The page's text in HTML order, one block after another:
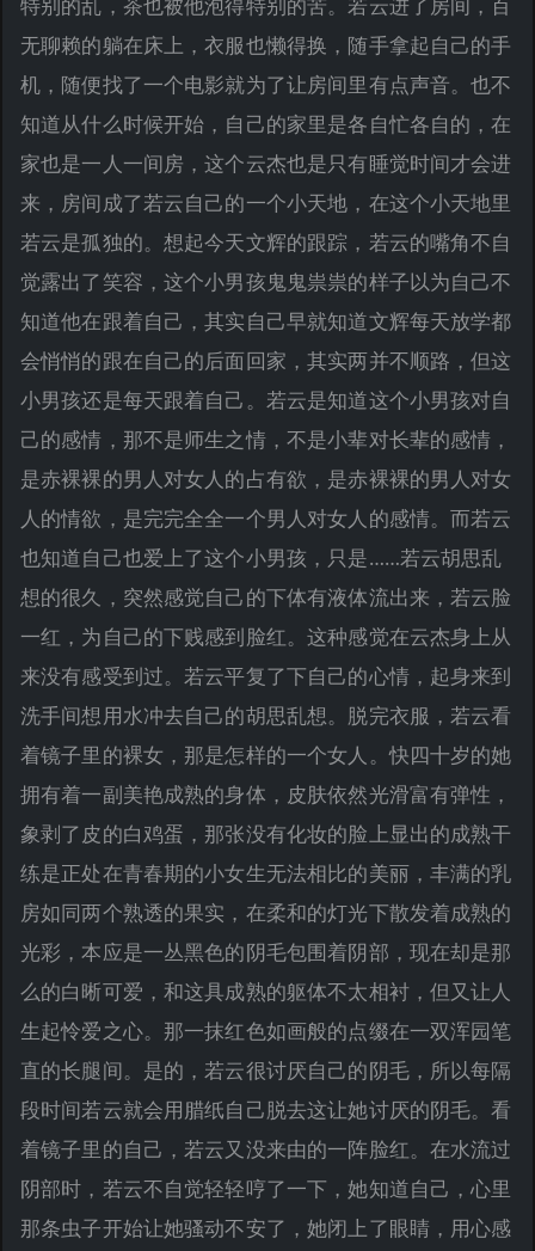
无聊赖的躺在床上，衣服也懒得换，随手拿起自己的手
机，随便找了一个电影就为了让房间里有点声音。也不
知道从什么时候开始，自己的家里是各自忙各自的，在
家也是一人一间房，这个云杰也是只有睡觉时间才会进
来，房间成了若云自己的一个小天地，在这个小天地里
若云是孤独的。想起今天文辉的跟踪，若云的嘴角不自
觉露出了笑容，这个小男孩鬼鬼祟祟的样子以为自己不
知道他在跟着自己，其实自己早就知道文辉每天放学都
会悄悄的跟在自己的后面回家，其实两并不顺路，但这
小男孩还是每天跟着自己。若云是知道这个小男孩对自
己的感情，那不是师生之情，不是小辈对长辈的感情，
是赤裸裸的男人对女人的占有欲，是赤裸裸的男人对女
人的情欲，是完完全全一个男人对女人的感情。而若云
也知道自己也爱上了这个小男孩，只是……若云胡思乱
想的很久，突然感觉自己的下体有液体流出来，若云脸
一红，为自己的下贱感到脸红。这种感觉在云杰身上从
来没有感受到过。若云平复了下自己的心情，起身来到
洗手间想用水冲去自己的胡思乱想。脱完衣服，若云看
着镜子里的裸女，那是怎样的一个女人。快四十岁的她
拥有着一副美艳成熟的身体，皮肤依然光滑富有弹性，
象剥了皮的白鸡蛋，那张没有化妆的脸上显出的成熟干
练是正处在青春期的小女生无法相比的美丽，丰满的乳
房如同两个熟透的果实，在柔和的灯光下散发着成熟的
光彩，本应是一丛黑色的阴毛包围着阴部，现在却是那
么的白晰可爱，和这具成熟的躯体不太相衬，但又让人
生起怜爱之心。那一抹红色如画般的点缀在一双浑园笔
直的长腿间。是的，若云很讨厌自己的阴毛，所以每隔
段时间若云就会用腊纸自己脱去这让她讨厌的阴毛。看
着镜子里的自己，若云又没来由的一阵脸红。在水流过
阴部时，若云不自觉轻轻哼了一下，她知道自己，心里
那条虫子开始让她骚动不安了，她闭上了眼睛，用心感